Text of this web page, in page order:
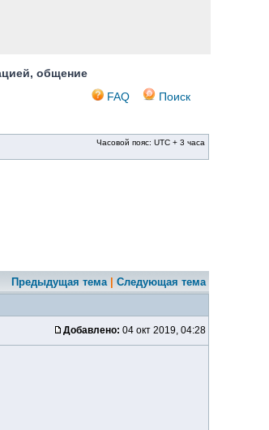
общение
FAQ Поиск
Часовой пояс: UTC + 3 часа
Предыдущая тема| Следующая тема
Добавлено: 04 окт 2019, 04:28